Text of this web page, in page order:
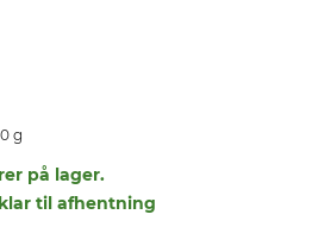
g
på lager.
til afhentning